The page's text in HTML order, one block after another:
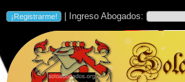
| Ingreso Abogados: